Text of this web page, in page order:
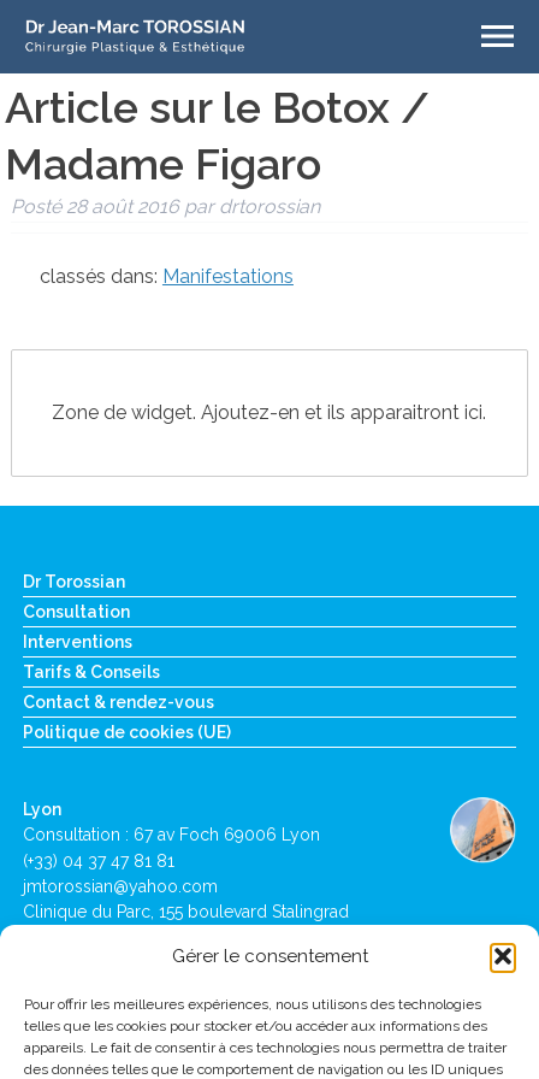
Gérer le consentement
Pour offrir les meilleures expériences, nous utilisons des technologies
telles que les cookies pour stocker et/ou accéder aux informations des
appareils. Le fait de consentir à ces technologies nous permettra de traiter
des données telles que le comportement de navigation ou les ID uniques
Article sur le Botox /
Madame Figaro
Posté 28 août 2016 par drtorossian
classés dans: Manifestations
Zone de widget. Ajoutez-en et ils apparaitront ici.
Dr Torossian
Consultation
Interventions
Tarifs & Conseils
Contact & rendez-vous
Politique de cookies (UE)
Lyon
Consultation : 67 av Foch 69006 Lyon
(+33) 04 37 47 81 81
jmtorossian@yahoo.com
Clinique du Parc, 155 boulevard Stalingrad
Lausanne
Clinique de Montchoisi : Ch des Allinges 10,
1001 Lausanne